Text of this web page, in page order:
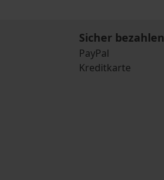
Sicher bezahlen
PayPal
Kreditkarte